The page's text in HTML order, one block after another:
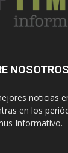
NOSOTROS
noticias
en los
Informativo.